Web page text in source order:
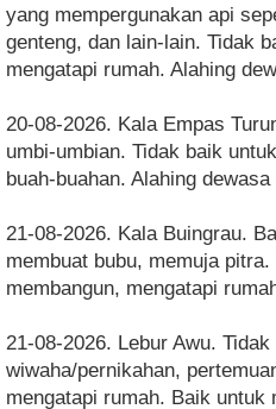
yang mempergunakan api
genteng, dan lain-lain. Tidak
mengatapi rumah. Alahing
20-08-2026. Kala Empas
umbi-umbian. Tidak baik
buah-buahan. Alahing dewasa
21-08-2026. Kala Buingrau.
membuat bubu, memuja
membangun, mengatapi
21-08-2026. Lebur Awu.
wiwaha/pernikahan,
mengatapi rumah. Baik untuk